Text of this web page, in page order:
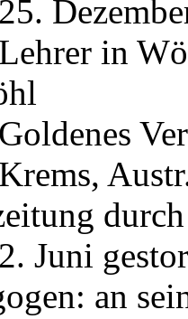
in
Juni
an